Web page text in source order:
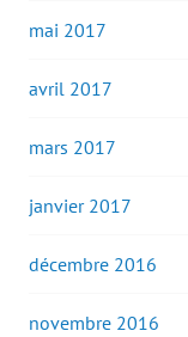
mai 2017
avril 2017
mars 2017
janvier 2017
décembre 2016
novembre 2016